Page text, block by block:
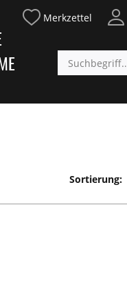
Merkzettel
Sortierung: